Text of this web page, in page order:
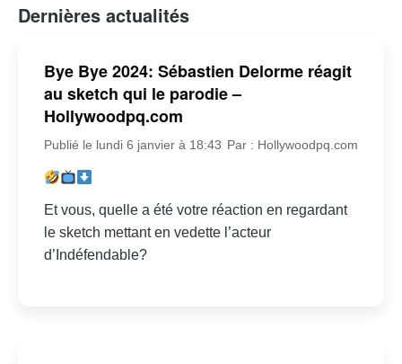
Dernières actualités
Bye Bye 2024: Sébastien Delorme réagit
au sketch qui le parodie –
Hollywoodpq.com
Publié le lundi 6 janvier à 18:43 Par : Hollywoodpq.com
Et vous, quelle a été votre réaction en regardant
le sketch mettant en vedette l’acteur
d’Indéfendable?